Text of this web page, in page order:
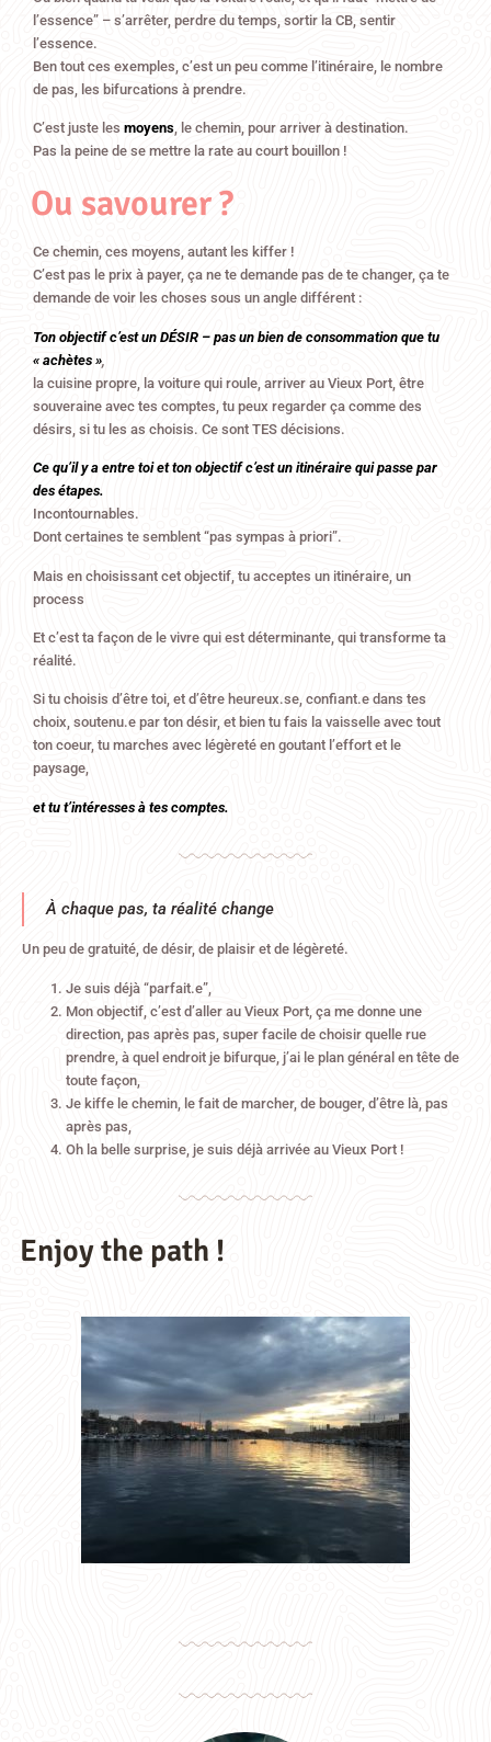
l’essence” – s’arrêter, perdre du temps, sortir la CB, sentir
l’essence.
Ben tout ces exemples, c’est un peu comme l’itinéraire, le nombre
de pas, les bifurcations à prendre.
C’est juste les moyens, le chemin, pour arriver à destination.
Pas la peine de se mettre la rate au court bouillon !
Ou savourer ?
Ce chemin, ces moyens, autant les kiffer !
C’est pas le prix à payer, ça ne te demande pas de te changer, ça te
demande de voir les choses sous un angle différent :
Ton objectif c’est un DÉSIR – pas un bien de consommation que tu
« achètes »
la cuisine propre, la voiture qui roule, arriver au Vieux Port, être
souveraine avec tes comptes, tu peux regarder ça comme des
désirs, si tu les as choisis. Ce sont TES décisions.
Ce qu’il y a entre toi et ton objectif c’est un itinéraire qui passe par
des étapes.
Incontournables.
Dont certaines te semblent “pas sympas à priori”.
Mais en choisissant cet objectif, tu acceptes un itinéraire, un
process
Et c’est ta façon de le vivre qui est déterminante, qui transforme ta
réalité.
Si tu choisis d’être toi, et d’être heureux.se, confiant.e dans tes
choix, soutenu.e par ton désir, et bien tu fais la vaisselle avec tout
ton coeur, tu marches avec légèreté en goutant l’effort et le
paysage,
et tu t’intéresses à tes comptes.
À chaque pas, ta réalité change
Un peu de gratuité, de désir, de plaisir et de légèreté.
Je suis déjà “parfait.e”,
Mon objectif, c’est d’aller au Vieux Port, ça me donne une
direction, pas après pas, super facile de choisir quelle rue
prendre, à quel endroit je bifurque, j’ai le plan général en tête de
toute façon,
Je kiffe le chemin, le fait de marcher, de bouger, d’être là, pas
après pas,
Oh la belle surprise, je suis déjà arrivée au Vieux Port !
Enjoy the path !